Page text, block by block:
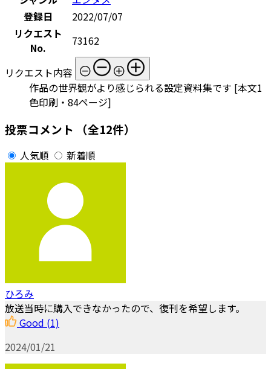
登録日
2022/07/07
リクエスト
No.
73162
リクエスト内容
作品の世界観がより感じられる設定資料集です [本文1
色印刷・84ページ]
投票コメント （全12件）
人気順 新着順
ひろみ
放送当時に購入できなかったので、復刊を希望します。
Good (1)
2024/01/21